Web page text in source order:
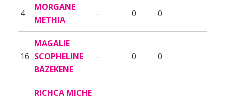
4
MORGANE
METHIA
- 0 0
16
MAGALIE
SCOPHELINE
BAZEKENE
- 0 0
RICHCA MICHE